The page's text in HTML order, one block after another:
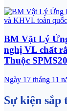
BM Vật Lý
nghị VL chất
Thuộc
Ngày 17 tháng 11
Sự kiện sắp